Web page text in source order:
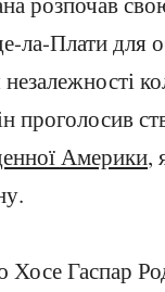
ла-Плати для
проголосив
Америки,
Гаспар